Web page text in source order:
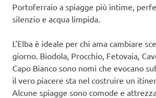
Portoferraio a spiagge più intime,
silenzio e acqua limpida.
L’Elba è ideale per chi ama cambiare
giorno. Biodola, Procchio, Fetovaia,
Capo Bianco sono nomi che evocano
il vero piacere sta nel costruire un
Alcune spiagge sono comode e